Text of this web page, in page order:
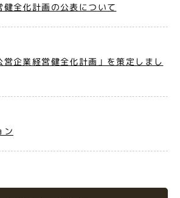
全化計画の公表について
営企業経営健全化計画」を策定しまし
ン